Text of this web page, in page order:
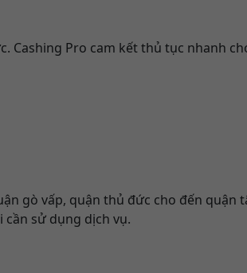
Cashing Pro cam kết thủ tục nhanh
gò vấp, quận thủ đức cho đến quận
sử dụng dịch vụ.